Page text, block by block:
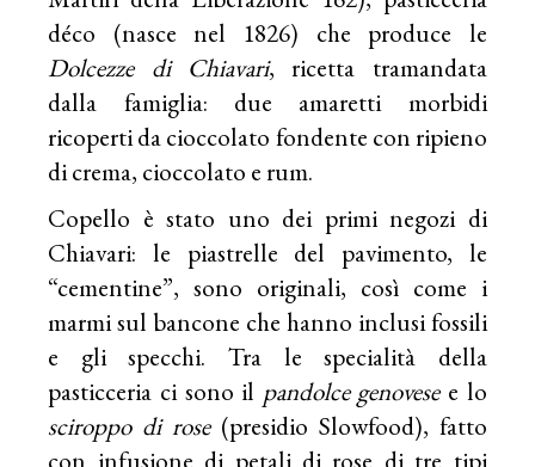
déco (nasce nel 1826) che produce le
Dolcezze di Chiavari, ricetta tramandata
dalla famiglia: due amaretti morbidi
ricoperti da cioccolato fondente con ripieno
di crema, cioccolato e rum.
Copello è stato uno dei primi negozi di
Chiavari: le piastrelle del pavimento, le
“cementine”, sono originali, così come i
marmi sul bancone che hanno inclusi fossili
e gli specchi. Tra le specialità della
pasticceria ci sono il pandolce genovesee lo
sciroppo di rose(presidio Slowfood), fatto
con infusione di petali di rose di tre tipi